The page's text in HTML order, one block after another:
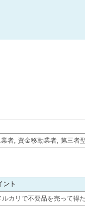
者, 資金移動業者, 第三者
ント
カリで不要品を売って得